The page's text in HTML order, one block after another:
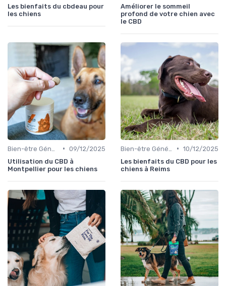
Les bienfaits du cbdeau pour
les chiens
Améliorer le sommeil
profond de votre chien avec
le CBD
• 09/12/2025
Utilisation du CBD à
Montpellier pour les chiens
• 10/12/2025
Les bienfaits du CBD pour les
chiens à Reims